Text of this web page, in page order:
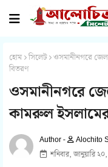
হোম সিলেট ওসমানীনগরে
বিতরণ
ওসমানীনগরে
কামরুল ইসলামের
Alochito
শনিবার, জানুয়ারি